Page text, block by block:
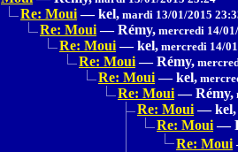
Re: Moui — kel, mardi 13/01/2015
Re: Moui — Rémy, mercredi 14/
Re: Moui — kel, mercredi 14/
Re: Moui — Rémy,
Re: Moui — kel,
Re: Moui — Rémy,
Re: Moui — kel,
Re: Moui —
Re: Moui